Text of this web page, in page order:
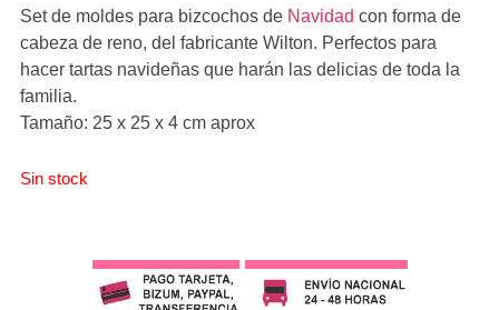
Set de moldes para bizcochos de Navidad con forma de
cabeza de reno, del fabricante Wilton. Perfectos para
hacer tartas navideñas que harán las delicias de toda la
familia.
Tamaño: 25 x 25 x 4 cm aprox
Sin stock